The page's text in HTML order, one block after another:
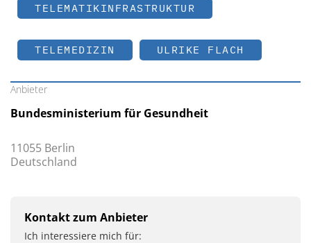
TELEMATIKINFRASTRUKTUR
TELEMEDIZIN ULRIKE FLACH
Anbieter
Bundesministerium für Gesundheit
11055 Berlin
Deutschland
Kontakt zum Anbieter
Ich interessiere mich für: